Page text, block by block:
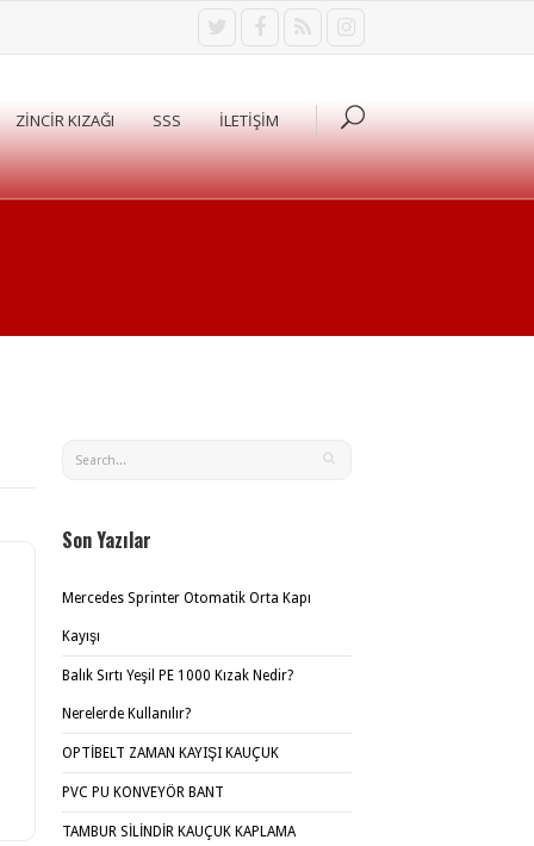
ZİNCİR KIZAĞI SSS İLETİŞİM
Son Yazılar
Mercedes Sprinter Otomatik Orta Kapı
Kayışı
Balık Sırtı Yeşil PE 1000 Kızak Nedir?
Nerelerde Kullanılır?
OPTİBELT ZAMAN KAYIŞI KAUÇUK
PVC PU KONVEYÖR BANT
TAMBUR SİLİNDİR KAUÇUK KAPLAMA